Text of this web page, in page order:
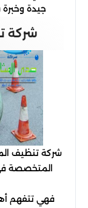
جيدة
شركة
شركة تنظيف
المتخصصة
فهي تتفهم